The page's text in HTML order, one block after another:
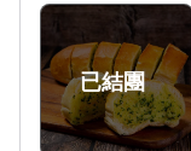
已結團